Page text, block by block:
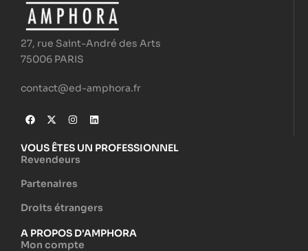
27, rue Saint-André des Arts
75006 PARIS
contact@ed-amphora.fr
VOUS ÊTES UN PROFESSIONNEL
Revendeurs
Partenaires
Droits étrangers
A PROPOS D'AMPHORA
Mon compte